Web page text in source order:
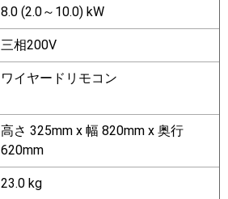
8.0 (2.0～10.0) kW
三相200V
ワイヤードリモコン
高さ 325mm x 幅 820mm x 奥行
620mm
23.0 kg